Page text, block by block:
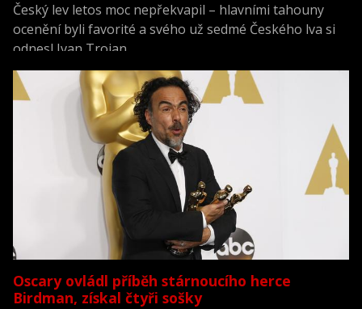
Český lev letos moc nepřekvapil – hlavními tahouny
ocenění byli favorité a svého už sedmé Českého lva si
odnesl Ivan Trojan.
Oscary ovládl příběh stárnoucího herce
Birdman, získal čtyři sošky